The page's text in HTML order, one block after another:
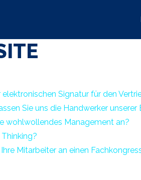
elektronischen Signatur für den
Sie uns die Handwerker
wohlwollendes Management an?
Mitarbeiter an einen